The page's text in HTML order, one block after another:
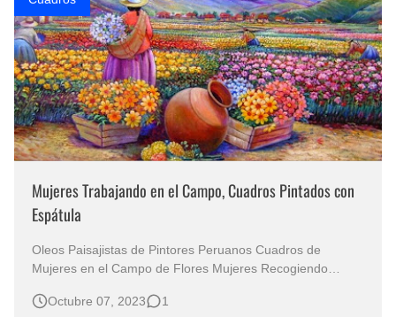
Mujeres Trabajando en el Campo, Cuadros Pintados con
Espátula
Oleos Paisajistas de Pintores Peruanos Cuadros de
Mujeres en el Campo de Flores Mujeres Recogiendo
los Campos Peruanos El arte, como ventana a la belleza, a
Octubre 07, 2023 1